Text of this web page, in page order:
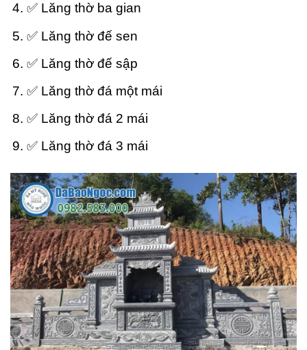
✅ Lăng thờ ba gian
✅ Lăng thờ đế sen
✅ Lăng thờ đế sập
✅ Lăng thờ đá một mái
✅ Lăng thờ đá 2 mái
✅ Lăng thờ đá 3 mái